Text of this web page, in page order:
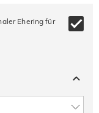
Ehering für